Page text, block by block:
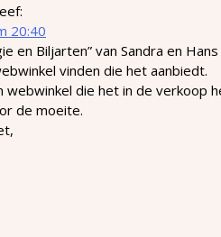
20:40
en Biljarten” van Sandra en
vinden die het aanbiedt.
webwinkel die het in de verkoop
de moeite.